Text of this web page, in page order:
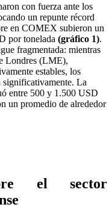
con fuerza ante los
un repunte récord
en COMEX subieron un
por tonelada (gráfico 1).
fragmentada: mientras
Londres (LME),
estables, los
significativamente. La
entre 500 y 1.500 USD
un promedio de alrededor
el sector